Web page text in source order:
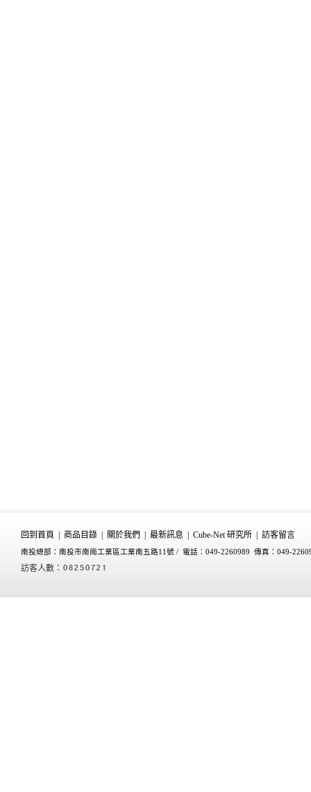
回到首頁 商品目錄 關於我們 最新訊息 Cube-Net 研究所 訪客留言
南投總部：南投市南崗工業區工業南五路11號 / 電話：049-2260989 傳真：049-
訪客人數：